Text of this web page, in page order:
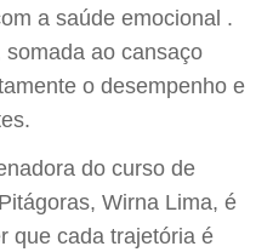
a saúde emocional .
ao cansaço
o desempenho e
do curso de
Wirna Lima, é
que cada trajetória é